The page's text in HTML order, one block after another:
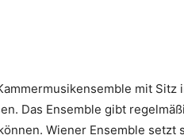
mit
Das Ensemble gibt
Wiener Ensemble